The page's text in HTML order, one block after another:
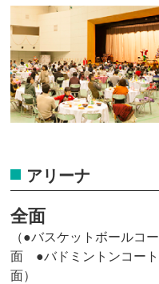
アリーナ
全面
（●バスケットボール
面 ●バドミントンコー
面）